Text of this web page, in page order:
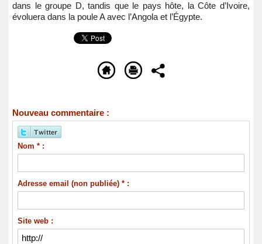
dans le groupe D, tandis que le pays hôte, la Côte d’Ivoire,
évoluera dans la poule A avec l’Angola et l’Égypte.
Nouveau commentaire :
Nom * :
Adresse email (non publiée) * :
Site web :